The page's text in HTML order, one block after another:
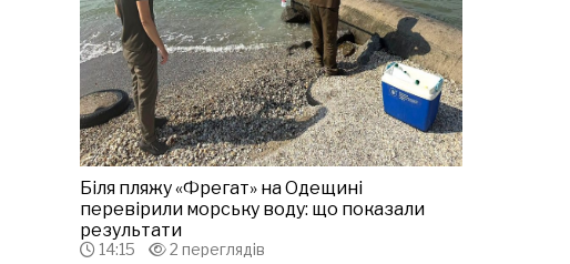
Біля пляжу «Фрегат» на Одещині
перевірили морську воду: що показали
результати
14:15 2 переглядів